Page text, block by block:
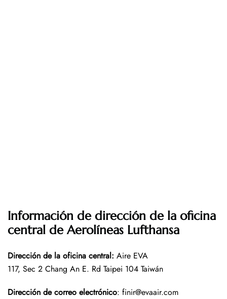
Información de dirección de la oficina
central de Aerolíneas Lufthansa
Dirección de la oficina central: Aire EVA
117, Sec 2 Chang An E. Rd Taipei 104 Taiwán
Dirección de correo electrónico: finir@evaair.com